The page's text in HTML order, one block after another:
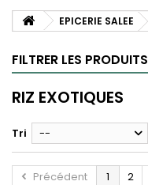
EPICERIE SALEE
FILTRER LES PRODUITS
RIZ EXOTIQUES
Tri --
Précédent 1 2